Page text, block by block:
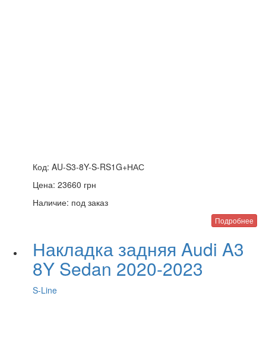
Код: AU-S3-8Y-S-RS1G+НАС
Цена: 23660 грн
Наличие: под заказ
Подробнее
Накладка задняя Audi A3
8Y Sedan 2020-2023
S-Line